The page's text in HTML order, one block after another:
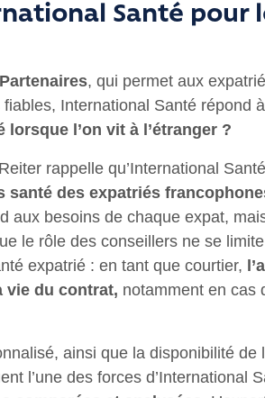
Santé pour
, qui permet aux
International Santé répond
l’on vit à l’étranger ?
rappelle qu’International
santé des expatriés
aux besoins de chaque expat,
le rôle des conseillers ne se
expatrié : en tant que courtier,
vie du contrat, notamment en cas
ainsi que la disponibilité de
l’une des forces d’International